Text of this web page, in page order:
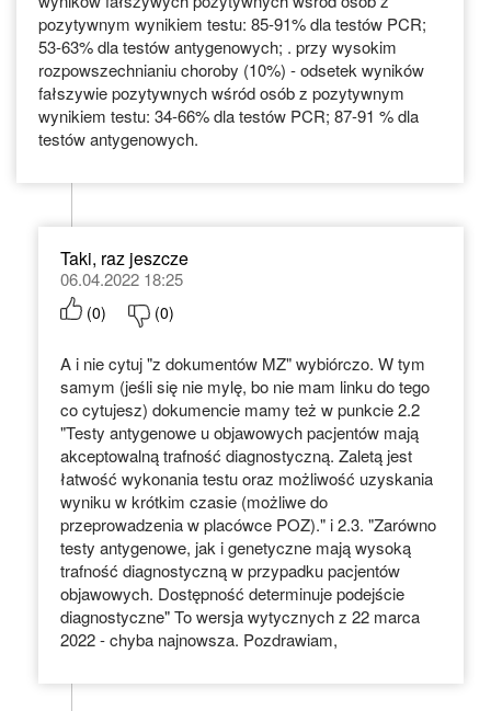
pozytywnym wynikiem testu: 85-91% dla testów PCR;
53-63% dla testów antygenowych; . przy wysokim
rozpowszechnianiu choroby (10%) - odsetek wyników
fałszywie pozytywnych wśród osób z pozytywnym
wynikiem testu: 34-66% dla testów PCR; 87-91 % dla
testów antygenowych.
Taki, raz jeszcze
06.04.2022 18:25
(0) (0)
A i nie cytuj "z dokumentów MZ" wybiórczo. W tym
samym (jeśli się nie mylę, bo nie mam linku do tego
co cytujesz) dokumencie mamy też w punkcie 2.2
"Testy antygenowe u objawowych pacjentów mają
akceptowalną trafność diagnostyczną. Zaletą jest
łatwość wykonania testu oraz możliwość uzyskania
wyniku w krótkim czasie (możliwe do
przeprowadzenia w placówce POZ)." i 2.3. "Zarówno
testy antygenowe, jak i genetyczne mają wysoką
trafność diagnostyczną w przypadku pacjentów
objawowych. Dostępność determinuje podejście
diagnostyczne" To wersja wytycznych z 22 marca
2022 - chyba najnowsza. Pozdrawiam,